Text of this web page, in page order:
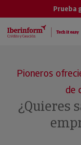
Prueba
Pioneros
de
¿Quieres